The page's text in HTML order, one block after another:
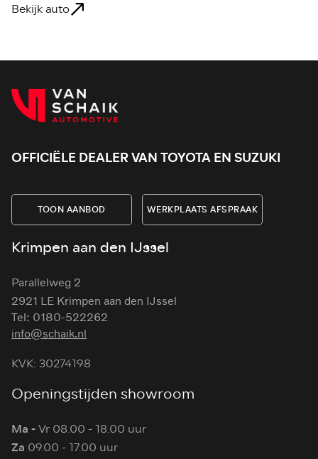
Bekijk auto
OFFICIËLE DEALER VAN TOYOTA EN SUZUKI
TOON AANBOD WERKPLAATS AFSPRAAK
Krimpen aan den IJssel
Parallelweg 2
2921 LE Krimpen aan den IJssel
Tel: 0180-522262
info@schaik.nl
KVK: 30274198
Openingstijden showroom
Ma -Vr 08.00 - 18.00 uur
Za 09.00 - 17.00 uur